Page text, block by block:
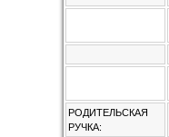
РОДИТЕЛЬСКАЯ
РУЧКА: